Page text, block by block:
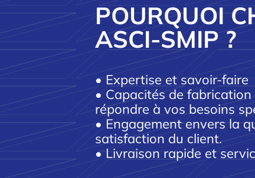
POURQUOI
ASCI-SMIP ?
• Expertise et savoir-faire
• Capacités de
répondre à vos besoins
• Engagement envers la
satisfaction du client.
• Livraison rapide et